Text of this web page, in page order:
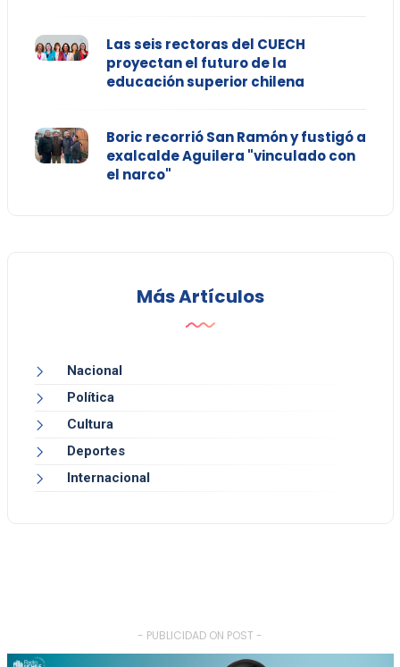
Las seis rectoras del CUECH
proyectan el futuro de la
educación superior chilena
Boric recorrió San Ramón y fustigó a
exalcalde Aguilera "vinculado con
el narco"
Más Artículos
Nacional
Política
Cultura
Deportes
Internacional
- PUBLICIDAD ON POST -